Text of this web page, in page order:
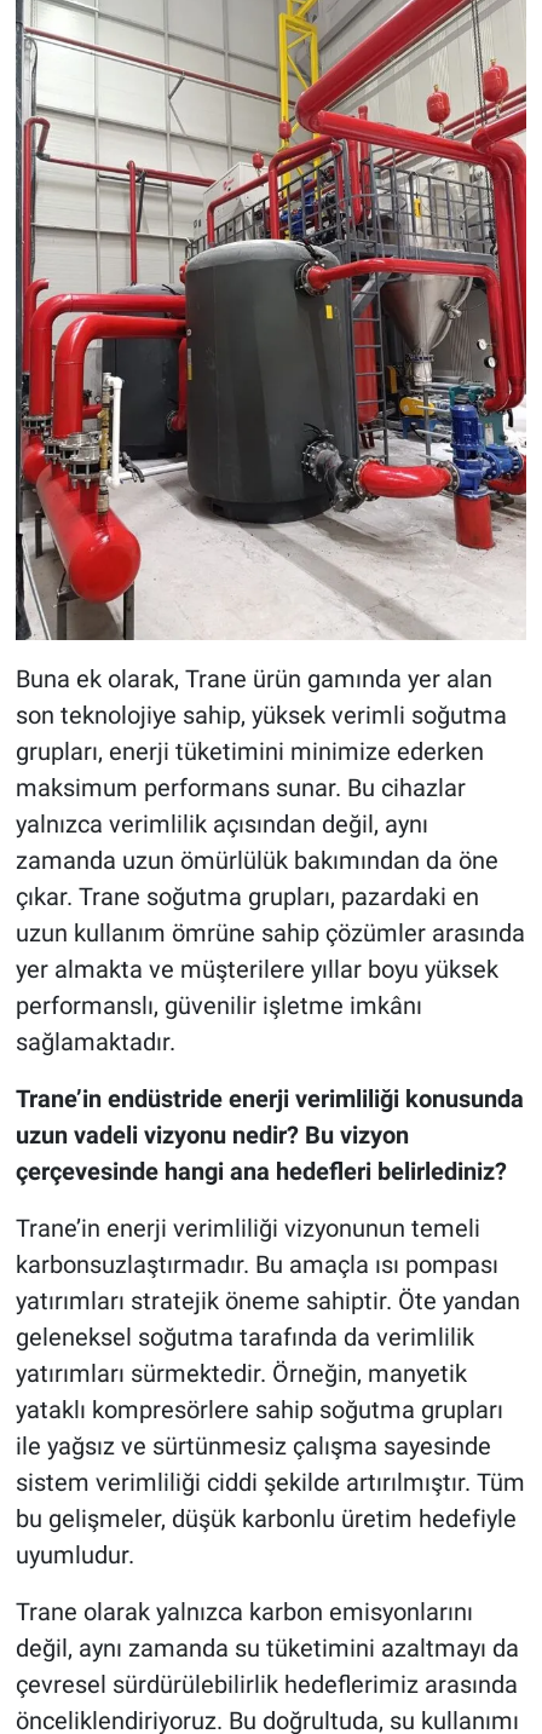
Buna ek olarak, Trane ürün gamında yer alan
son teknolojiye sahip, yüksek verimli soğutma
grupları, enerji tüketimini minimize ederken
maksimum performans sunar. Bu cihazlar
yalnızca verimlilik açısından değil, aynı
zamanda uzun ömürlülük bakımından da öne
çıkar. Trane soğutma grupları, pazardaki en
uzun kullanım ömrüne sahip çözümler arasında
yer almakta ve müşterilere yıllar boyu yüksek
performanslı, güvenilir işletme imkânı
sağlamaktadır.
Trane’in endüstride enerji verimliliği konusunda
uzun vadeli vizyonu nedir? Bu vizyon
çerçevesinde hangi ana hedefleri belirlediniz?
Trane’in enerji verimliliği vizyonunun temeli
karbonsuzlaştırmadır. Bu amaçla ısı pompası
yatırımları stratejik öneme sahiptir. Öte yandan
geleneksel soğutma tarafında da verimlilik
yatırımları sürmektedir. Örneğin, manyetik
yataklı kompresörlere sahip soğutma grupları
ile yağsız ve sürtünmesiz çalışma sayesinde
sistem verimliliği ciddi şekilde artırılmıştır. Tüm
bu gelişmeler, düşük karbonlu üretim hedefiyle
uyumludur.
Trane olarak yalnızca karbon emisyonlarını
değil, aynı zamanda su tüketimini azaltmayı da
çevresel sürdürülebilirlik hedeflerimiz arasında
önceliklendiriyoruz. Bu doğrultuda, su kullanımı